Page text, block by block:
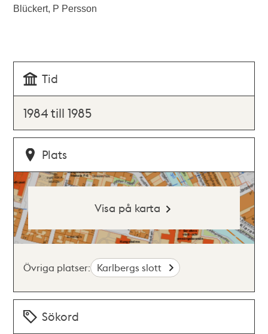
Blückert, P Persson
Tid
1984 till 1985
Plats
Visa på karta
Övriga platser: Karlbergs slott
Sökord